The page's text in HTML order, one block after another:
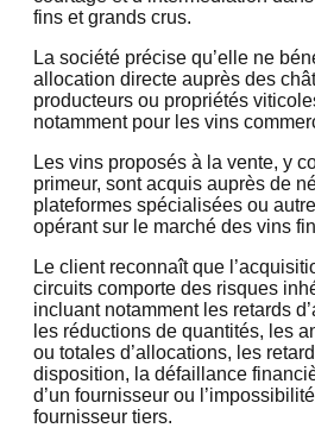
fins et grands crus.
La société précise qu’elle ne
allocation directe auprès des
producteurs ou propriétés
notamment pour les vins
Les vins proposés à la vente, y
primeur, sont acquis auprès de
plateformes spécialisées ou
opérant sur le marché des vins
Le client reconnaît que
circuits comporte des risques
incluant notamment les retards
les réductions de quantités, les
ou totales d’allocations, les
disposition, la défaillance
d’un fournisseur ou
fournisseur tiers.